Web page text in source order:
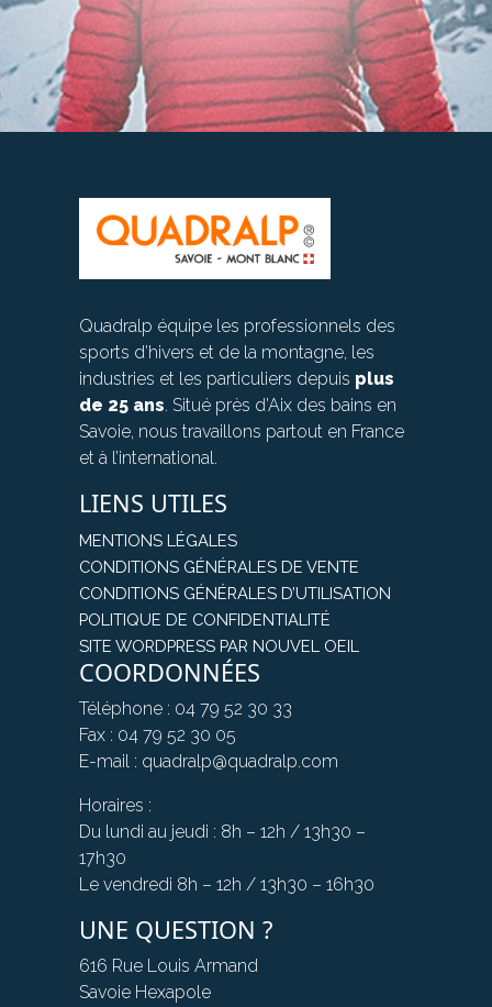
Quadralp équipe les professionnels des
sports d’hivers et de la montagne, les
industries et les particuliers depuis plus
de 25 ans. Situé près d’Aix des bains en
Savoie, nous travaillons partout en France
et à l’international.
LIENS UTILES
MENTIONS LÉGALES
CONDITIONS GÉNÉRALES DE VENTE
CONDITIONS GÉNÉRALES D’UTILISATION
POLITIQUE DE CONFIDENTIALITÉ
SITE WORDPRESS PAR NOUVEL OEIL
COORDONNÉES
Téléphone : 04 79 52 30 33
Fax : 04 79 52 30 05
E-mail : quadralp@quadralp.com
Horaires :
Du lundi au jeudi : 8h – 12h / 13h30 –
17h30
Le vendredi 8h – 12h / 13h30 – 16h30
UNE QUESTION ?
616 Rue Louis Armand
Savoie Hexapole